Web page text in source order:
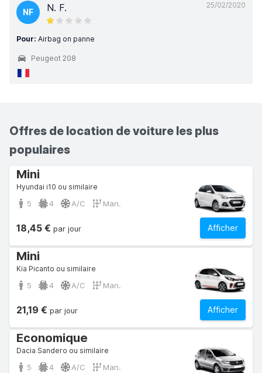
25/02/2020
NF N. F.
Pour: Airbag on panne
Peugeot 208
Offres de location de voiture les plus
populaires
Mini
Hyundai i10 ou similaire
5 4 A/C Man.
Afficher
18,45 € par jour
Mini
Kia Picanto ou similaire
5 4 A/C Man.
Afficher
21,19 € par jour
Economique
Dacia Sandero ou similaire
5 4 A/C Man.